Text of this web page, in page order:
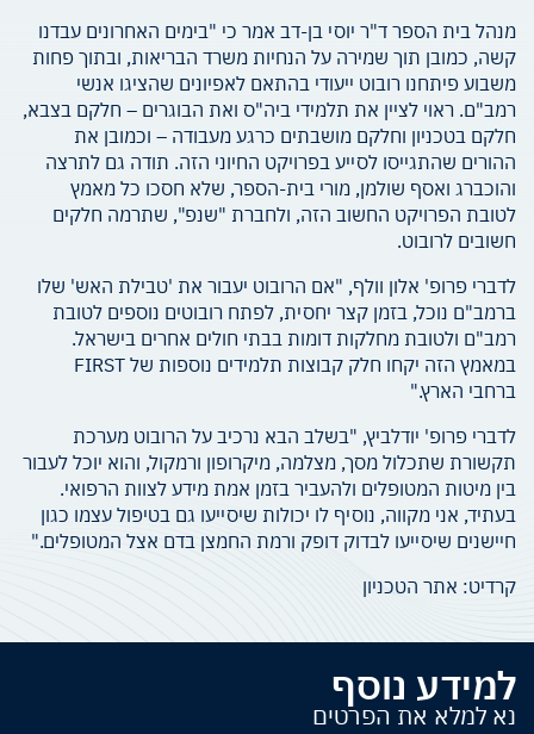
מנהל בית הספר ד"ר יוסי בן-דב אמר כי "בימים האחרונים עבדנו
קשה, כמובן תוך שמירה על הנחיות משרד הבריאות, ובתוך פחות
משבוע פיתחנו רובוט ייעודי בהתאם לאפיונים שהציגו אנשי
רמב"ם. ראוי לציין את תלמידי ביה"ס ואת הבוגרים – חלקם בצבא,
חלקם בטכניון וחלקם מושבתים כרגע מעבודה – וכמובן את
ההורים שהתגייסו לסייע בפרויקט החיוני הזה. תודה גם לתרצה
והוכברג ואסף שולמן, מורי בית-הספר, שלא חסכו כל מאמץ
לטובת הפרויקט החשוב הזה, ולחברת "שנפ", שתרמה חלקים
חשובים לרובוט.
לדברי פרופ' אלון וולף, "אם הרובוט יעבור את 'טבילת האש' שלו
ברמב"ם נוכל, בזמן קצר יחסית, לפתח רובוטים נוספים לטובת
רמב"ם ולטובת מחלקות דומות בבתי חולים אחרים בישראל.
ברחבי הארץ."
לדברי פרופ' יודלביץ, "בשלב הבא נרכיב על הרובוט מערכת
תקשורת שתכלול מסך, מצלמה, מיקרופון ורמקול, והוא יוכל לעבור
בין מיטות המטופלים ולהעביר בזמן אמת מידע לצוות הרפואי.
בעתיד, אני מקווה, נוסיף לו יכולות שיסייעו גם בטיפול עצמו כגון
חיישנים שיסייעו לבדוק דופק ורמת החמצן בדם אצל המטופלים."
קרדיט: אתר הטכניון
למידע נוסף
נא למלא את הפרטים